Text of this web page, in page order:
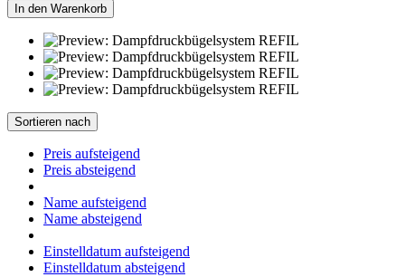
In den Warenkorb
Sortieren nach
Preis aufsteigend
Preis absteigend
Name aufsteigend
Name absteigend
Einstelldatum aufsteigend
Einstelldatum absteigend